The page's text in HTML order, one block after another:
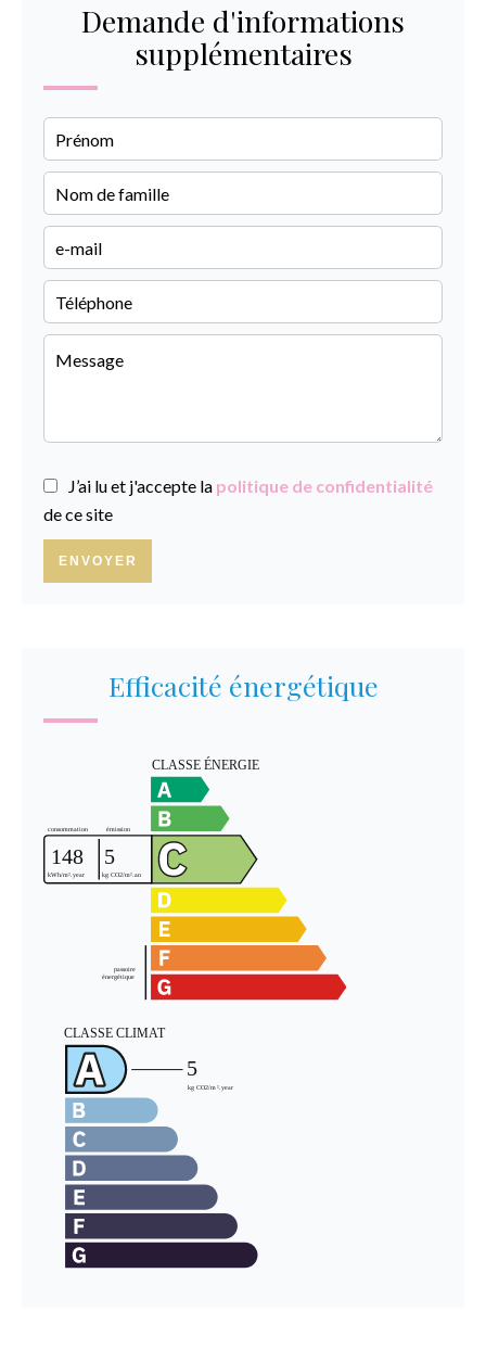
Demande d'informations
supplémentaires
J’ai lu et j'accepte la politique de confidentialité
de ce site
ENVOYER
Efficacité énergétique